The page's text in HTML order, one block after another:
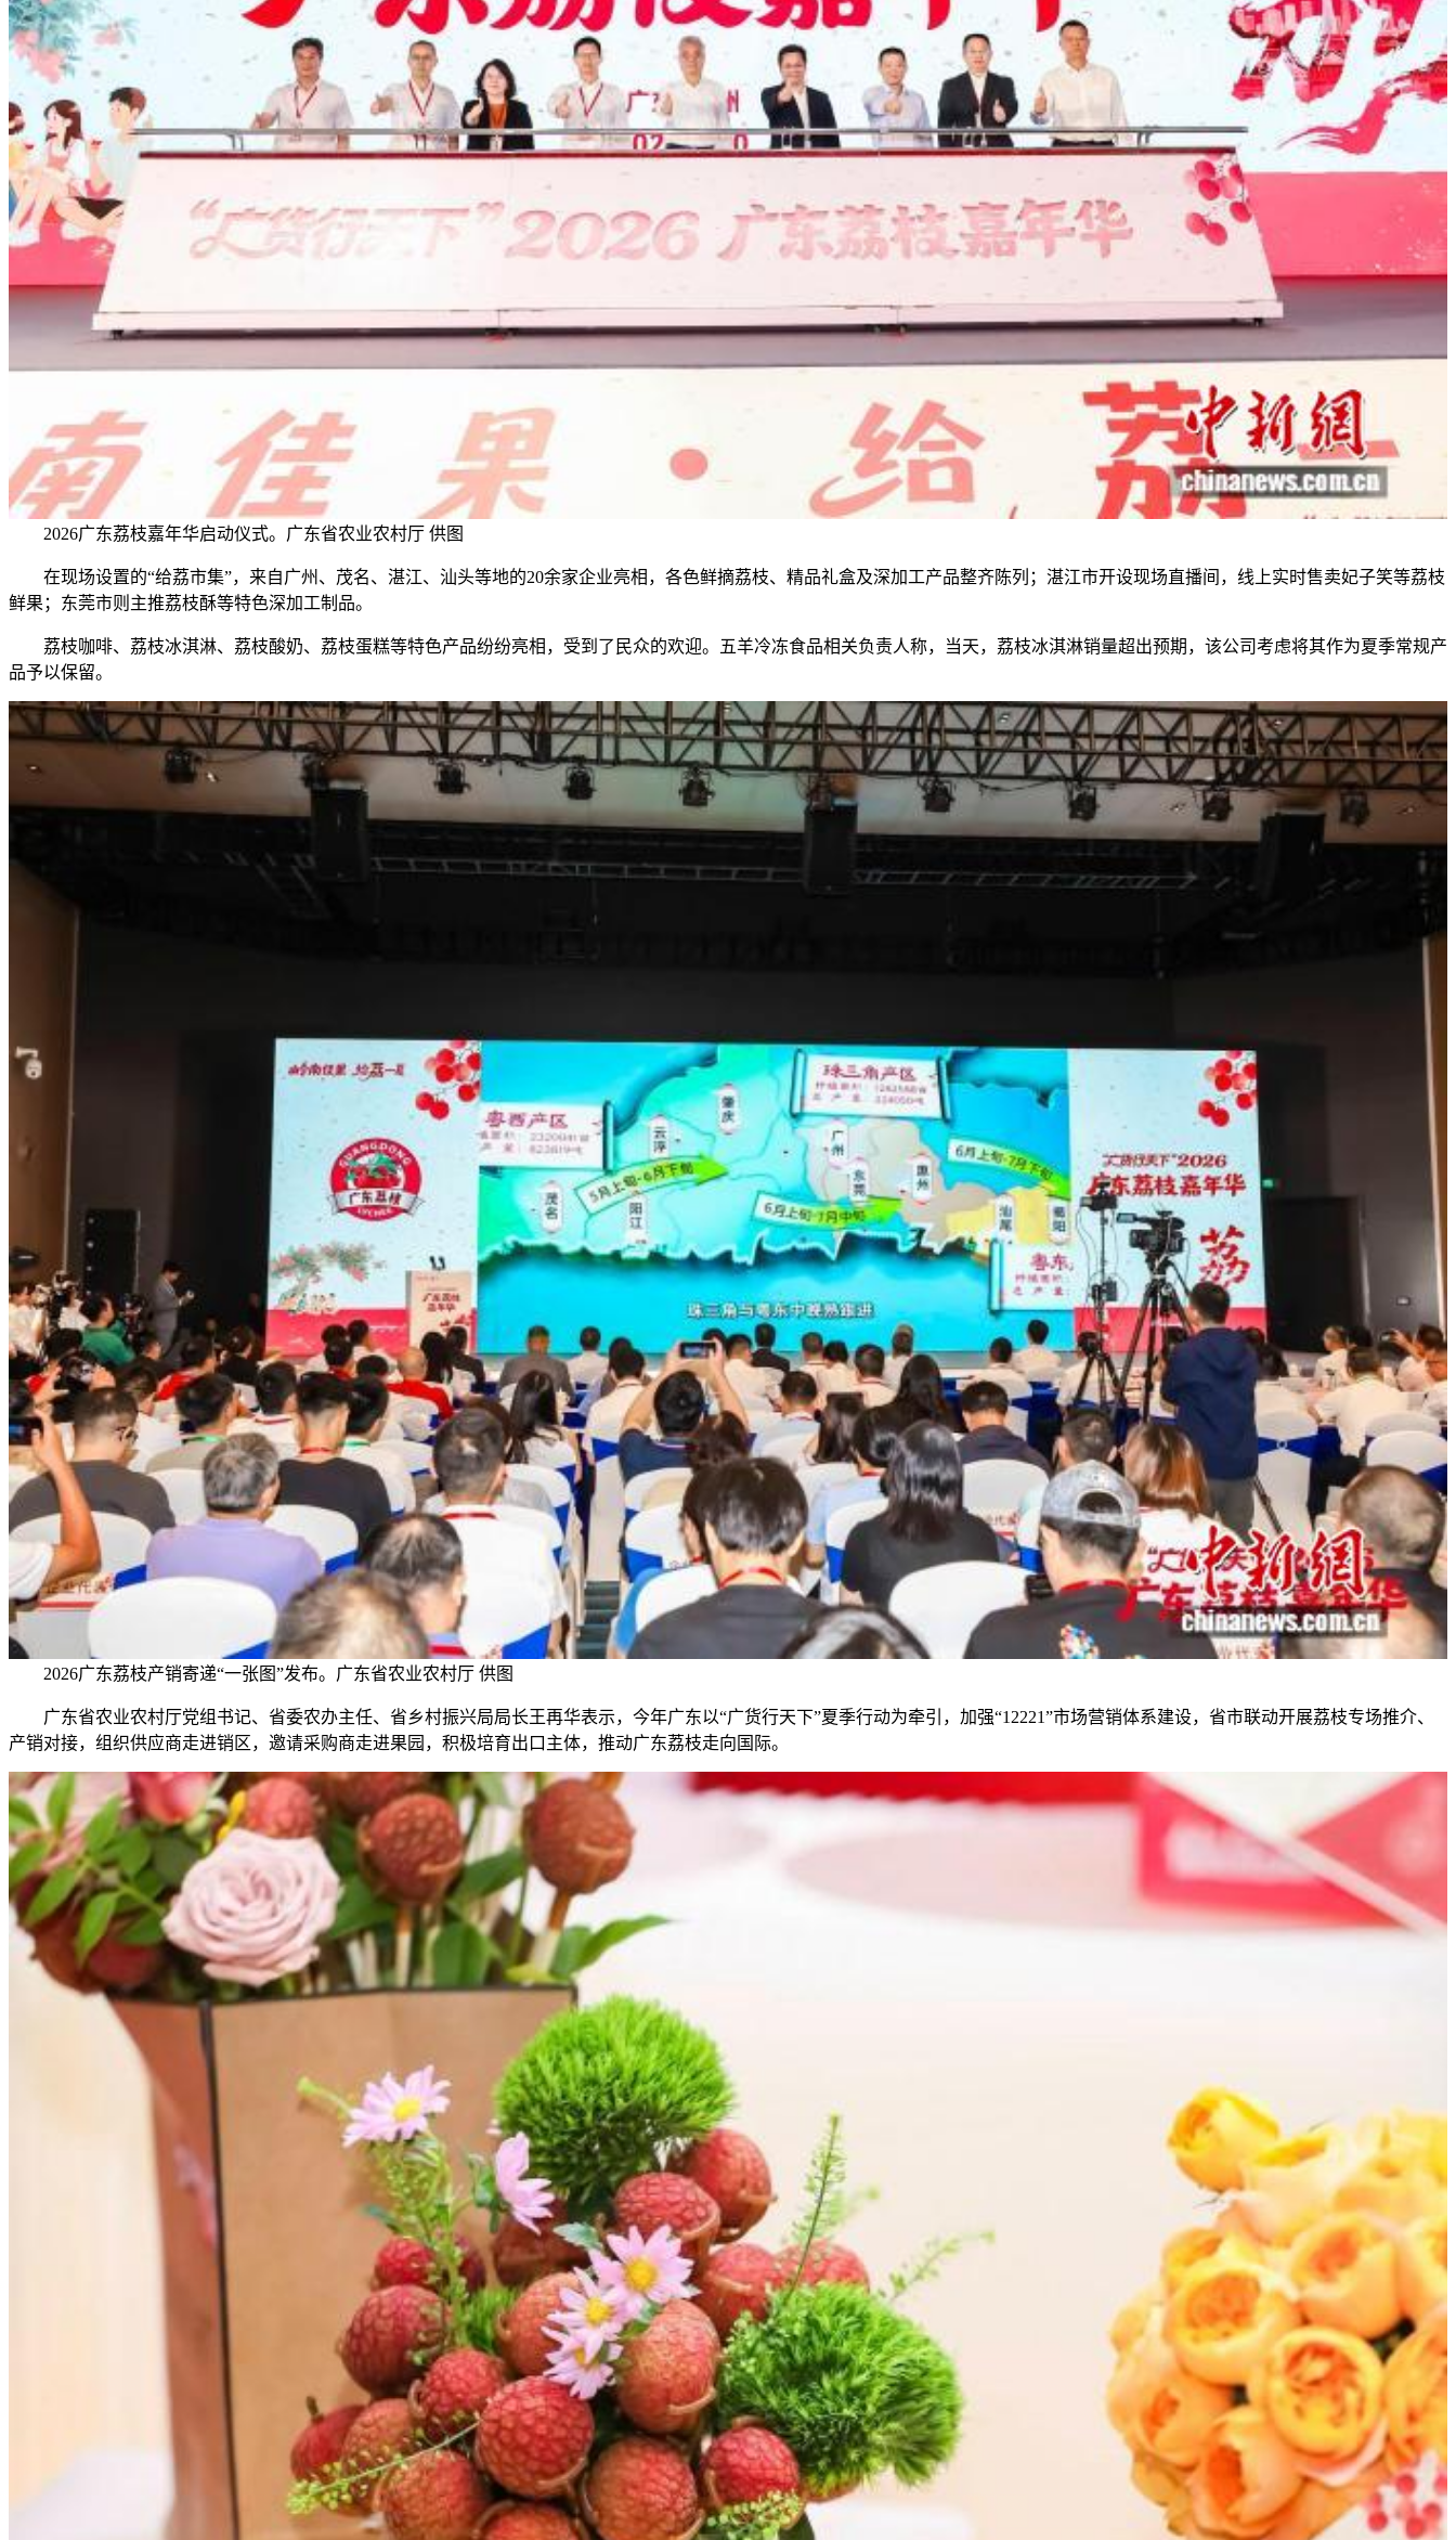
2026广东荔枝嘉年华启动仪式。广东省农业农村厅 供图
在现场设置的“给荔市集”，来自广州、茂名、湛江、汕头等地的20余家企业亮相，各色鲜摘荔枝、精品礼盒及深加工产品整齐陈列；湛江市开设现场直播间，线上实时售卖妃子笑等荔枝
鲜果；东莞市则主推荔枝酥等特色深加工制品。
荔枝咖啡、荔枝冰淇淋、荔枝酸奶、荔枝蛋糕等特色产品纷纷亮相，受到了民众的欢迎。五羊冷冻食品相关负责人称，当天，荔枝冰淇淋销量超出预期，该公司考虑将其作为夏季常规产
品予以保留。
2026广东荔枝产销寄递“一张图”发布。广东省农业农村厅 供图
广东省农业农村厅党组书记、省委农办主任、省乡村振兴局局长王再华表示，今年广东以“广货行天下”夏季行动为牵引，加强“12221”市场营销体系建设，省市联动开展荔枝专场推介、
产销对接，组织供应商走进销区，邀请采购商走进果园，积极培育出口主体，推动广东荔枝走向国际。